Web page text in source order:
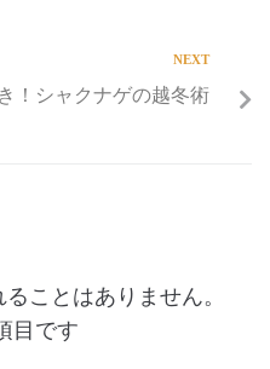
NEXT
！シャクナゲの越冬術
ことはありません。
目です